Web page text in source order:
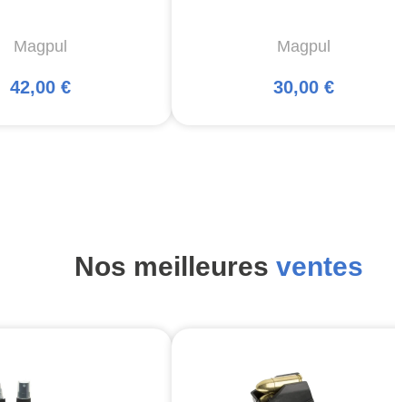
Magpul
42,00 €
Magpul
30,00 €
Nos meilleures ventes